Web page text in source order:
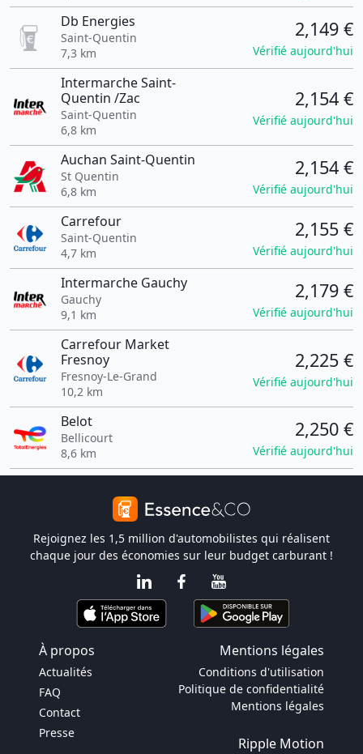
Db Energies
Saint-Quentin
7,3 km
2,149 €
Vérifié aujourd'hui
Intermarche Saint-
Quentin /Zac
Saint-Quentin
6,8 km
2,154 €
Vérifié aujourd'hui
Auchan Saint-Quentin
St Quentin
6,8 km
2,154 €
Vérifié aujourd'hui
Carrefour
Saint-Quentin
4,7 km
2,155 €
Vérifié aujourd'hui
Intermarche Gauchy
Gauchy
9,1 km
2,179 €
Vérifié aujourd'hui
Carrefour Market
Fresnoy
Fresnoy-Le-Grand
10,2 km
2,225 €
Vérifié aujourd'hui
Belot
Bellicourt
8,6 km
2,250 €
Vérifié aujourd'hui
Rejoignez les 1,5 million d'automobilistes qui réalisent
chaque jour des économies sur leur budget carburant !
À propos Mentions légales
Actualités
FAQ
Contact
Presse
Conditions d'utilisation
Politique de confidentialité
Mentions légales
Ripple Motion